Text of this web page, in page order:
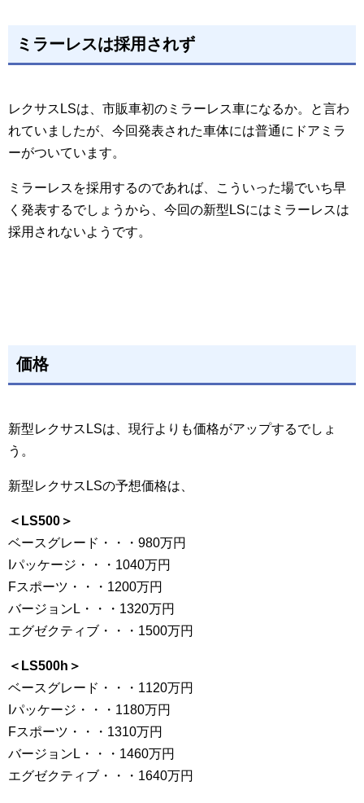
ミラーレスは採用されず
レクサスLSは、市販車初のミラーレス車になるか。と言わ
れていましたが、今回発表された車体には普通にドアミラ
ーがついています。
ミラーレスを採用するのであれば、こういった場でいち早
く発表するでしょうから、今回の新型LSにはミラーレスは
採用されないようです。
価格
新型レクサスLSは、現行よりも価格がアップするでしょ
う。
新型レクサスLSの予想価格は、
＜LS500＞
ベースグレード・・・980万円
Iパッケージ・・・1040万円
Fスポーツ・・・1200万円
バージョンL・・・1320万円
エグゼクティブ・・・1500万円
＜LS500h＞
ベースグレード・・・1120万円
Iパッケージ・・・1180万円
Fスポーツ・・・1310万円
バージョンL・・・1460万円
エグゼクティブ・・・1640万円